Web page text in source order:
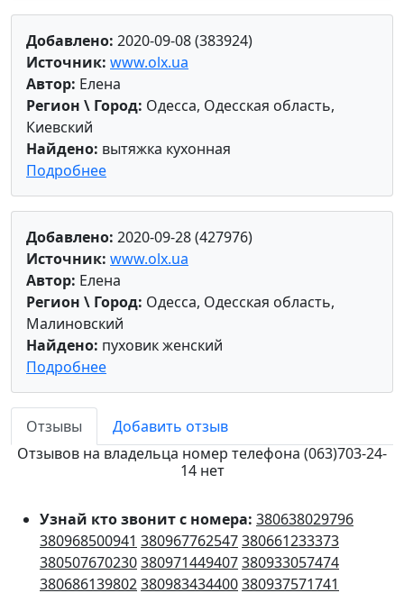
Добавлено: 2020-09-08 (383924)
Источник: www.olx.ua
Автор: Елена
Регион \ Город: Одесса, Одесская область,
Киевский
Найдено: вытяжка кухонная
Подробнее
Добавлено: 2020-09-28 (427976)
Источник: www.olx.ua
Автор: Елена
Регион \ Город: Одесса, Одесская область,
Малиновский
Найдено: пуховик женский
Подробнее
Отзывы
Добавить отзыв
Отзывов на владельца номер телефона (063)703-24-
14 нет
Узнай кто звонит с номера: 380638029796
380968500941 380967762547380661233373
380507670230380971449407380933057474
380686139802380983434400380937571741